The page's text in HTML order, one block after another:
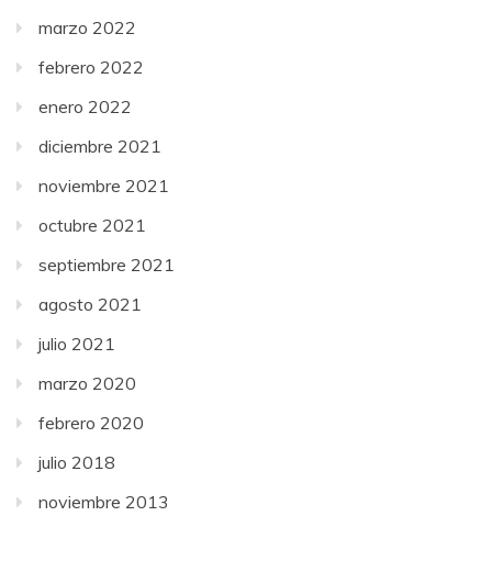
marzo 2022
febrero 2022
enero 2022
diciembre 2021
noviembre 2021
octubre 2021
septiembre 2021
agosto 2021
julio 2021
marzo 2020
febrero 2020
julio 2018
noviembre 2013